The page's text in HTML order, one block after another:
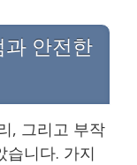
과 안전한
, 그리고 부작
습니다. 가지